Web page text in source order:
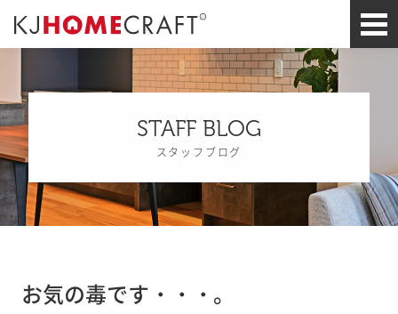
STAFF BLOG
スタッフブログ
お気の毒です・・・。